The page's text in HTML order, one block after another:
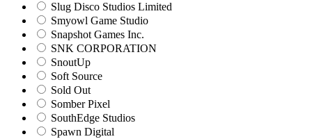
Slug Disco Studios Limited
Smyowl Game Studio
Snapshot Games Inc.
SNK CORPORATION
SnoutUp
Soft Source
Sold Out
Somber Pixel
SouthEdge Studios
Spawn Digital